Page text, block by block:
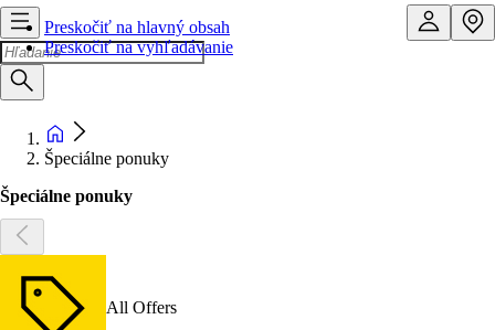
Preskočiť na hlavný obsah
Preskočiť na vyhľadávanie
Špeciálne ponuky
Špeciálne ponuky
All Offers